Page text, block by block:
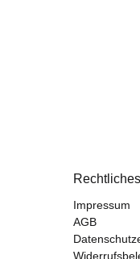
Rechtliches
Impressum
AGB